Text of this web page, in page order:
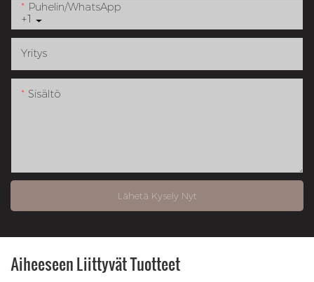
+1
Puhelin/WhatsApp
Yritys
Sisältö
Lähetä Kysely Nyt
Aiheeseen Liittyvät Tuotteet